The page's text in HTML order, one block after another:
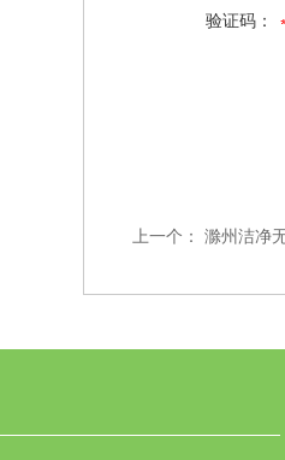
验证码：
上一个： 滁州洁净